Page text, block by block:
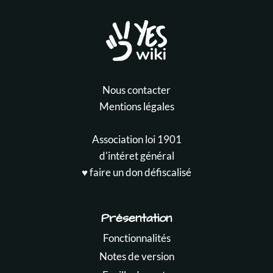
Nous contacter
Mentions légales
Association loi 1901
d'intéret général
♥️ faire un don défiscalisé
Présentation
Fonctionnalités
Notes de version